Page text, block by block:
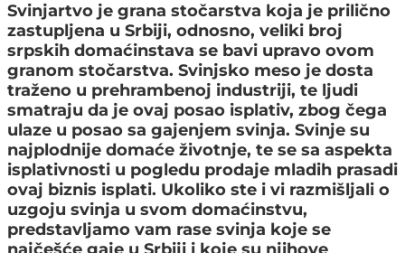
Svinjartvo je grana stočarstva koja je prilično
zastupljena u Srbiji, odnosno, veliki broj
srpskih domaćinstava se bavi upravo ovom
granom stočarstva. Svinjsko meso je dosta
traženo u prehrambenoj industriji, te ljudi
smatraju da je ovaj posao isplativ, zbog čega
ulaze u posao sa gajenjem svinja. Svinje su
najplodnije domaće životnje, te se sa aspekta
isplativnosti u pogledu prodaje mladih prasadi
ovaj biznis isplati. Ukoliko ste i vi razmišljali o
uzgoju svinja u svom domaćinstvu,
predstavljamo vam rase svinja koje se